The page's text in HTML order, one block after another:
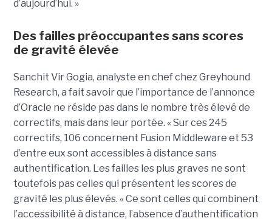
d’aujourd’hui. »
Des failles préoccupantes sans scores
de gravité élevée
Sanchit Vir Gogia, analyste en chef chez Greyhound
Research, a fait savoir que l’importance de l’annonce
d’Oracle ne réside pas dans le nombre très élevé de
correctifs, mais dans leur portée. « Sur ces 245
correctifs, 106 concernent Fusion Middleware et 53
d’entre eux sont accessibles à distance sans
authentification. Les failles les plus graves ne sont
toutefois pas celles qui présentent les scores de
gravité les plus élevés. « Ce sont celles qui combinent
l’accessibilité à distance, l’absence d’authentification